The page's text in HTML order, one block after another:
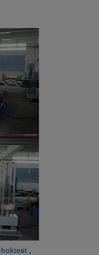
,